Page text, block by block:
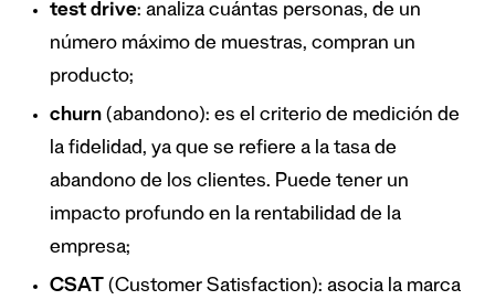
test drive: analiza cuántas personas, de un
número máximo de muestras, compran un
producto;
churn (abandono): es el criterio de medición de
la fidelidad, ya que se refiere a la tasa de
abandono de los clientes. Puede tener un
impacto profundo en la rentabilidad de la
empresa;
CSAT (Customer Satisfaction): asocia la marca